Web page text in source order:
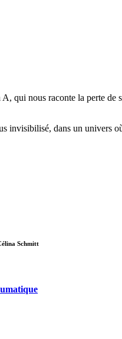
qui nous raconte la perte de
invisibilisé, dans un univers
Schmitt